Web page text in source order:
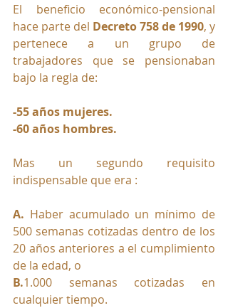
El beneficio económico-pensional
hace parte del Decreto 758 de 1990, y
pertenece a un grupo de
trabajadores que se pensionaban
bajo la regla de:
-55 años mujeres.
-60 años hombres.
Mas un segundo requisito
indispensable que era :
A. Haber acumulado un mínimo de
500 semanas cotizadas dentro de los
20 años anteriores a el cumplimiento
de la edad, o
B.1.000 semanas cotizadas en
cualquier tiempo.